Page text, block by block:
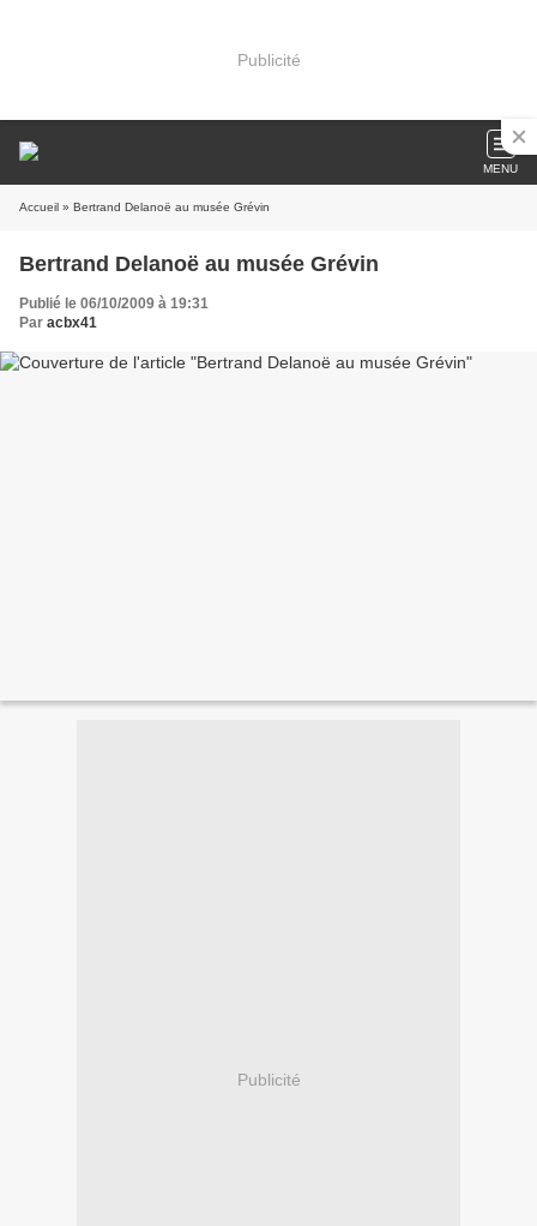
Publicité
MENU
Accueil » Bertrand Delanoë au musée Grévin
Bertrand Delanoë au musée Grévin
Publié le 06/10/2009 à 19:31
Par acbx41
Publicité